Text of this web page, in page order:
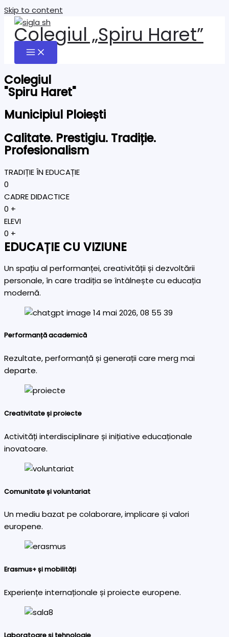
Skip to content
Colegiul „Spiru Haret”
Colegiul
"Spiru Haret"
Municipiul Ploiești
Calitate. Prestigiu. Tradiție.
Profesionalism
TRADIȚIE ÎN EDUCAȚIE
0
CADRE DIDACTICE
0 +
ELEVI
0 +
EDUCAȚIE CU VIZIUNE
Un spațiu al performanței, creativității și dezvoltării
personale, în care tradiția se întâlnește cu educația
modernă.
Performanță academică
Rezultate, performanță și generații care merg mai
departe.
Creativitate și proiecte
Activități interdisciplinare și inițiative educaționale
inovatoare.
Comunitate și voluntariat
Un mediu bazat pe colaborare, implicare și valori
europene.
Erasmus+ și mobilități
Experiențe internaționale și proiecte europene.
Laboratoare și tehnologie